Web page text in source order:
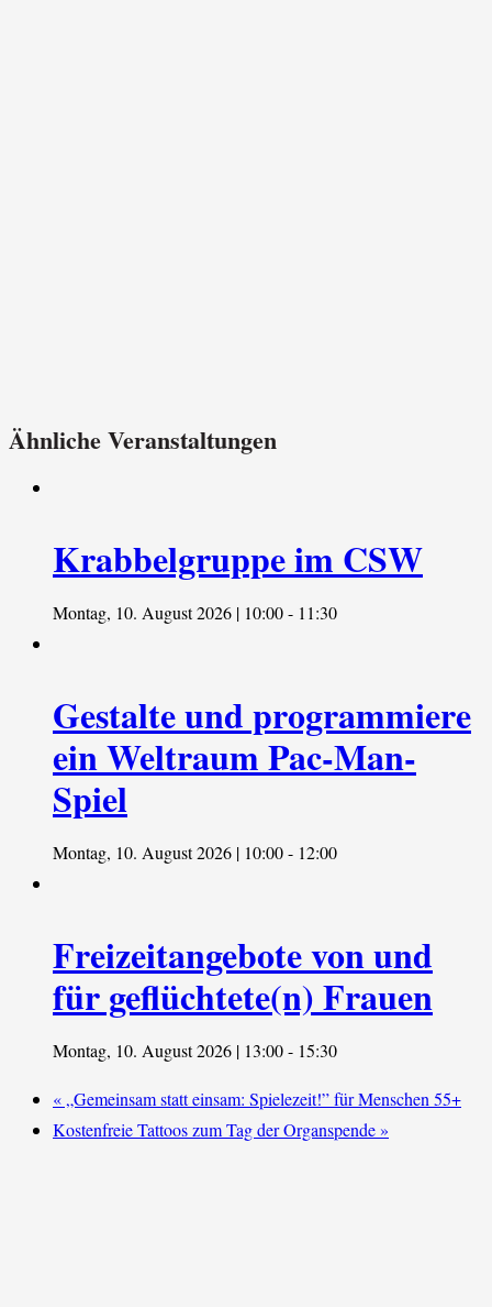
Ähnliche Veranstaltungen
Krabbelgruppe im CSW
Montag, 10. August 2026 | 10:00- 11:30
Gestalte und programmiere
ein Weltraum Pac-Man-
Spiel
Montag, 10. August 2026 | 10:00- 12:00
Freizeitangebote von und
für geflüchtete(n) Frauen
Montag, 10. August 2026 | 13:00- 15:30
« „Gemeinsam statt einsam: Spielezeit!” für Menschen 55+
Kostenfreie Tattoos zum Tag der Organspende»